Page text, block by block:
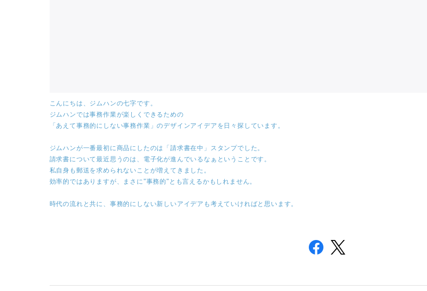
こんにちは、ジムハンの七字です。
ジムハンでは事務作業が楽しくできるための
「あえて事務的にしない事務作業」のデザインアイデアを日々探しています。
ジムハンが一番最初に商品にしたのは「請求書在中」スタンプでした。
請求書について最近思うのは、電子化が進んでいるなぁということです。
私自身も郵送を求められないことが増えてきました。
効率的ではありますが、まさに"事務的"とも言えるかもしれません。
時代の流れと共に、事務的にしない新しいアイデアも考えていければと思います。